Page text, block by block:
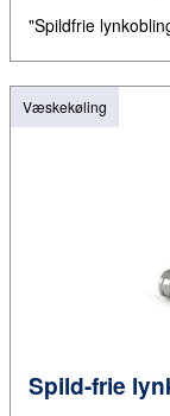
"Spildfrie
Væskekøling
Spild-frie